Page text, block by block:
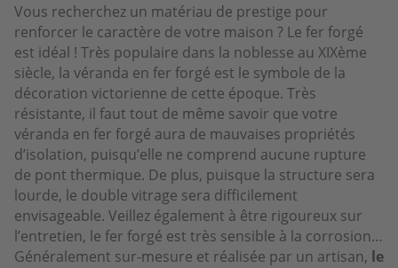
Vous recherchez un matériau de prestige pour
renforcer le caractère de votre maison ? Le fer forgé
est idéal ! Très populaire dans la noblesse au XIXème
siècle, la véranda en fer forgé est le symbole de la
décoration victorienne de cette époque. Très
résistante, il faut tout de même savoir que votre
véranda en fer forgé aura de mauvaises propriétés
d’isolation, puisqu’elle ne comprend aucune rupture
de pont thermique. De plus, puisque la structure sera
lourde, le double vitrage sera difficilement
envisageable. Veillez également à être rigoureux sur
l’entretien, le fer forgé est très sensible à la corrosion…
Généralement sur-mesure et réalisée par un artisan, le